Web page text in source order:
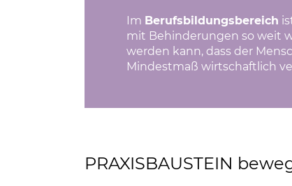
Im Berufsbildungsbereich
mit Behinderungen so weit
werden kann, dass der
Mindestmaß wirtschaftlich
PRAXISBAUSTEIN